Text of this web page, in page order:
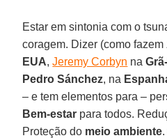
Estar em sintonia com o
coragem. Dizer (como fazem
EUA,Jeremy Corbyn na
Pedro Sánchez, na
– e tem elementos para –
Bem-estar para todos.
Proteção do meio ambiente